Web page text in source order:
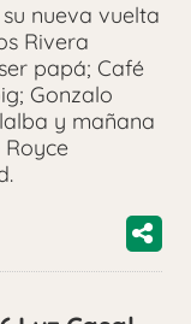
nueva vuelta
Rivera
papá; Café
Gonzalo
y mañana
Royce